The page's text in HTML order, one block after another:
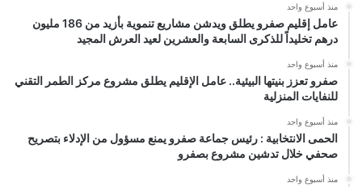
منذ أسبوع واحد
عامل إقليم صفرو يطلق ويدشن مشاريع تنموية بأزيد من 186 مليون
درهم تخليداً للذكرى السابعة والعشرين لعيد العرش المجيد
منذ أسبوع واحد
صفرو تعزز بنيتها البيئية.. عامل الإقليم يطلق مشروع مركز الطمر التقني
للنفايات المنزلية
منذ أسبوع واحد
الحمى الانتخابية : رئيس جماعة صفرو يمنع مسؤول من الإدلاء بتصريح
صحفي خلال تدشين مشروع بصفرو
منذ أسبوع واحد